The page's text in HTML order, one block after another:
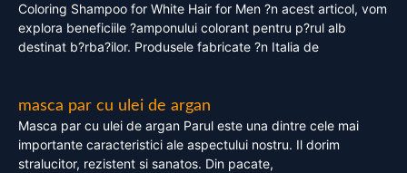
Coloring Shampoo for White Hair for Men ?n acest articol, vom
explora beneficiile ?amponului colorant pentru p?rul alb
destinat b?rba?ilor. Produsele fabricate ?n Italia de
masca par cu ulei de argan
Masca par cu ulei de argan Parul este una dintre cele mai
importante caracteristici ale aspectului nostru. Il dorim
stralucitor, rezistent si sanatos. Din pacate,